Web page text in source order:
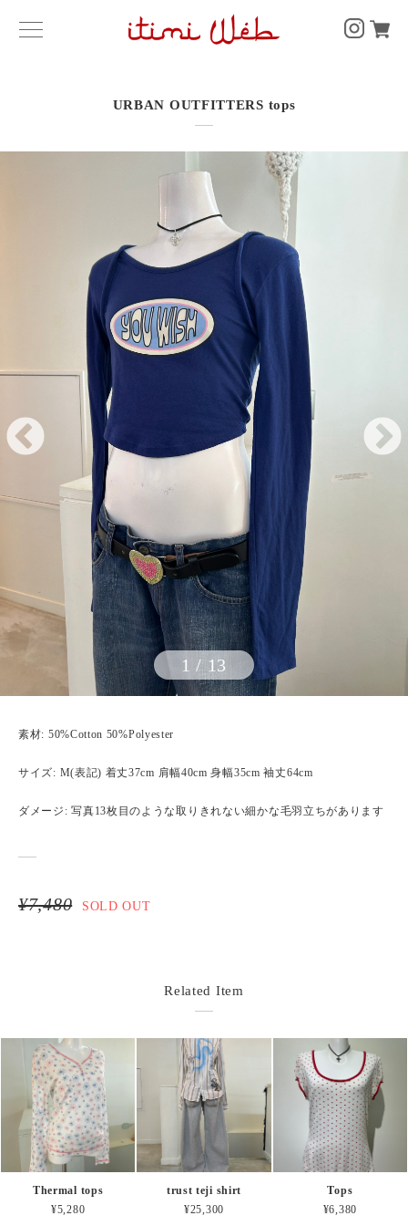
URBAN OUTFITTERS tops
1 / 13
素材: 50%Cotton 50%Polyester
サイズ: M(表記) 着丈37cm 肩幅40cm 身幅35cm 袖丈64cm
ダメージ: 写真13枚目のような取りきれない細かな毛羽立ちがあります
¥7,480 SOLD OUT
Related Item
Thermal tops
¥5,280
trust teji shirt
¥25,300
Tops
¥6,380